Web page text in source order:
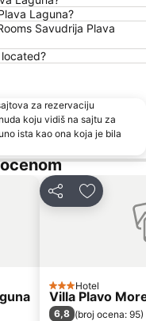
Simonov zaliv
zaliv
kupalište Poreč
Bernardin
Laguna?
Savudrija Plava
za rezervaciju
koju vidiš na sajtu za
ista kao ona koja je bila
Deli Dodati u
3 Zvezdice
Hotel
Villa Plavo
6,8 (broj ocena: 95)